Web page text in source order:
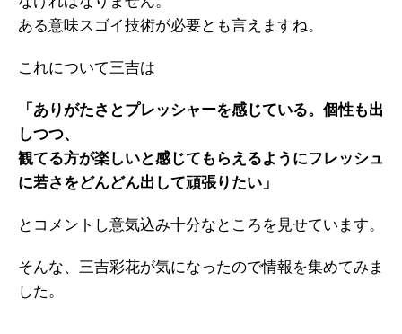
ある意味スゴイ技術が必要とも言えますね。
これについて三吉は
「ありがたさとプレッシャーを感じている。個性も出
しつつ、
観てる方が楽しいと感じてもらえるようにフレッシュ
に若さをどんどん出して頑張りたい」
とコメントし意気込み十分なところを見せています。
そんな、三吉彩花が気になったので情報を集めてみま
した。